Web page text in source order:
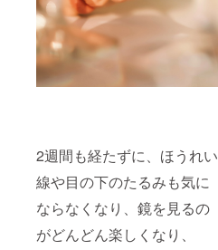
2週間も経たずに、ほうれい
線や目の下のたるみも気に
ならなくなり、鏡を見るの
がどんどん楽しくなり、